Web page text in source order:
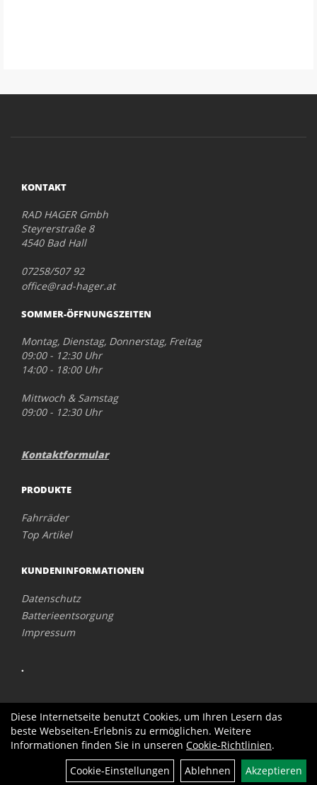
KONTAKT
RAD HAGER Gmbh
Steyrerstraße 8
4540 Bad Hall
07258/507 92
office@rad-hager.at
SOMMER-ÖFFNUNGSZEITEN
Montag, Dienstag, Donnerstag, Freitag
09:00 - 12:30 Uhr
14:00 - 18:00 Uhr
Mittwoch & Samstag
09:00 - 12:30 Uhr
Kontaktformular
PRODUKTE
Fahrräder
Top Artikel
KUNDENINFORMATIONEN
Datenschutz
Batterieentsorgung
Impressum
.
Diese Internetseite benutzt Cookies, um Ihren Lesern das
beste Webseiten-Erlebnis zu ermöglichen. Weitere
Informationen finden Sie in unseren Cookie-Richtlinien.
Cookie-Einstellungen
Ablehnen Akzeptieren